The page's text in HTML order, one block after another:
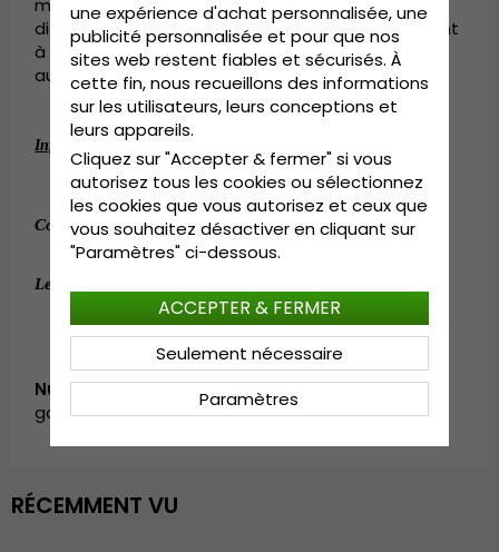
modèles basés sur ceux que les hommes des
différentes parties de l’Europe portaient en venant
à Gothenburg quelques centaines d’années
auparavant.
Informations détaillées
100 % polyester.
Composition:100 % polyester.
Le guide des tailles
Numéro d’article:
garda.camocap.hex.green
RÉCEMMENT VU
une expérience d'achat personnalisée, une
publicité personnalisée et pour que nos
sites web restent fiables et sécurisés. À
cette fin, nous recueillons des informations
sur les utilisateurs, leurs conceptions et
leurs appareils.
Cliquez sur "Accepter & fermer" si vous
autorisez tous les cookies ou sélectionnez
les cookies que vous autorisez et ceux que
vous souhaitez désactiver en cliquant sur
"Paramètres" ci-dessous.
Paramètres
Seulement nécessaire
ACCEPTER & FERMER